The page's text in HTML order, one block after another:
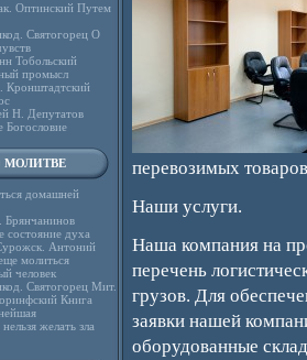
Оптинский Путем
Святогорец О
Тобольский
промысл
Кронштадтский
Н. Депутатов
Богословие
МОЛИТВЕ
домашней
Брянчанинов
состояние духа
Антоний
молиться
человек
Святогорец Мит.
Книга
желать зла
перевозимых
Наши услуги.
Наша компания на
перечень
грузов. Для
заявки нашей
оборудованные